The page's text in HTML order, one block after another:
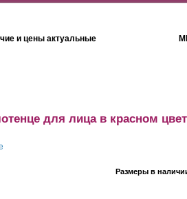
и цены актуальные
для лица в красном
Размеры в